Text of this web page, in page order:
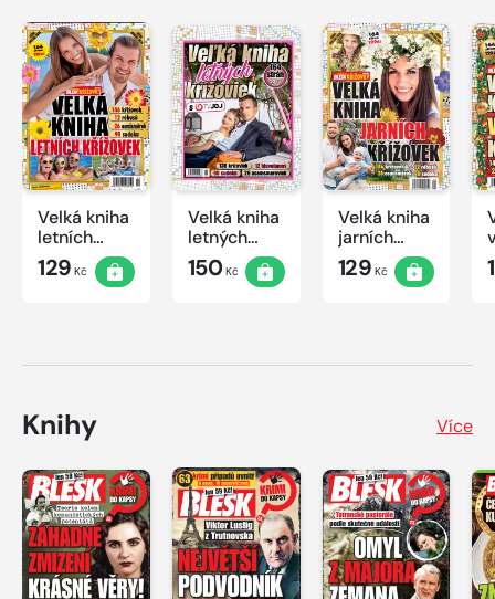
Velká kniha
letních
křížovek
2026
129 Kč
Velká kniha
letných
krížoviek s
TV JOJ
150Kč
Velká kniha
jarních
křížovek
2026
129 Kč
Knihy Více